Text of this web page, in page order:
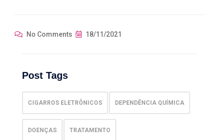
No Comments 18/11/2021
Post Tags
CIGARROS ELETRÔNICOS DEPENDÊNCIA QUÍMICA
DOENÇAS TRATAMENTO